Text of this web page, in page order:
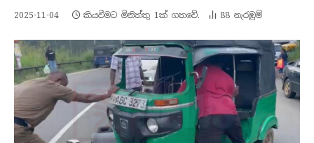
2025-11-04 කියවීමට මිනිත්තු 1ක් ගතවේ. 88 නැරඹු​ම්